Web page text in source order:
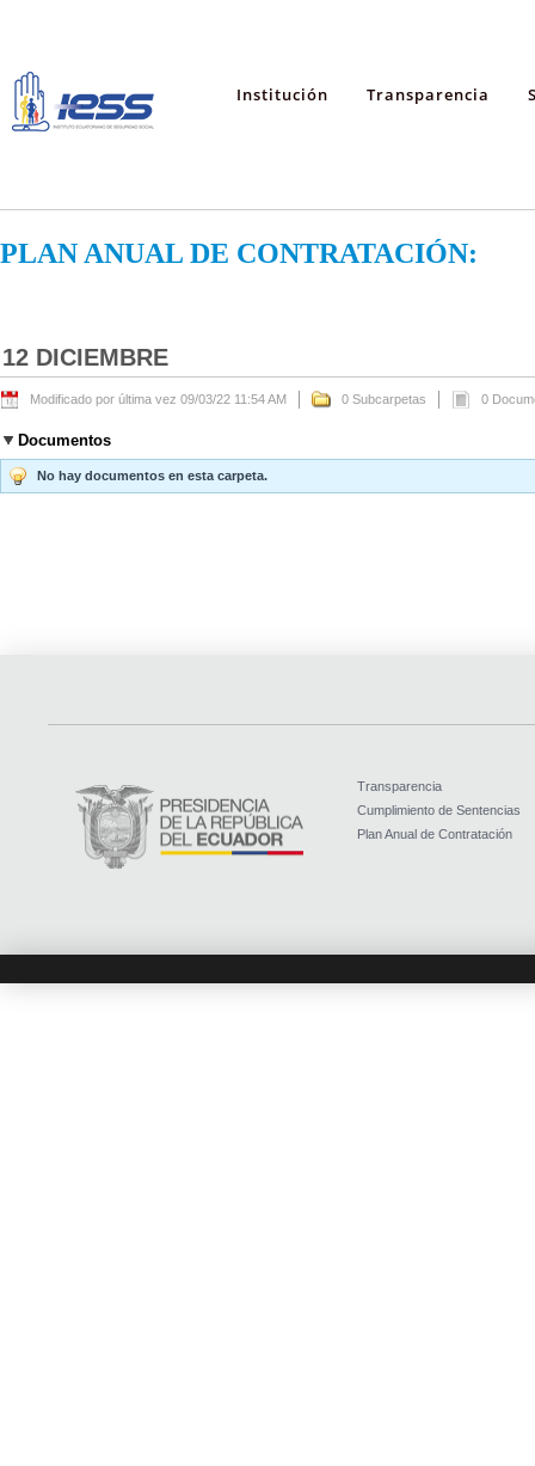
Institución Transparencia
PLAN ANUAL DE CONTRATACIÓN:
12 DICIEMBRE
Modificado por última vez 09/03/22 11:54 AM 0 Subcarpetas 0
Documentos
No hay documentos en esta carpeta.
Transparencia
Cumplimiento de Sentencias
Plan Anual de Contratación